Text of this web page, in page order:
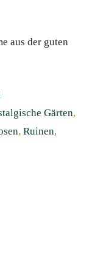
aus der guten
Gärten,
, Ruinen,